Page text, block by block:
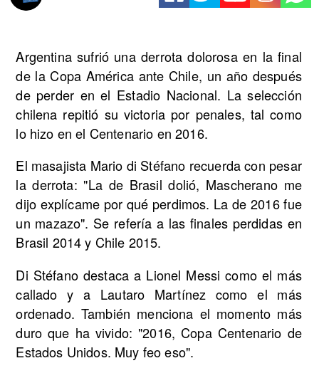
Argentina sufrió una derrota dolorosa en la final
de la Copa América ante Chile, un año después
de perder en el Estadio Nacional. La selección
chilena repitió su victoria por penales, tal como
lo hizo en el Centenario en 2016.
El masajista Mario di Stéfano recuerda con pesar
la derrota: "La de Brasil dolió, Mascherano me
dijo explícame por qué perdimos. La de 2016 fue
un mazazo". Se refería a las finales perdidas en
Brasil 2014 y Chile 2015.
Di Stéfano destaca a Lionel Messi como el más
callado y a Lautaro Martínez como el más
ordenado. También menciona el momento más
duro que ha vivido: "2016, Copa Centenario de
Estados Unidos. Muy feo eso".